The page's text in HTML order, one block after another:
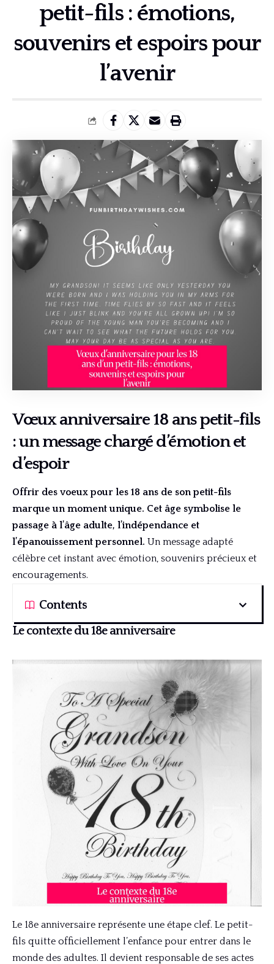
petit-fils : émotions,
souvenirs et espoirs pour
l’avenir
Vœux anniversaire 18 ans petit-fils
: un message chargé d’émotion et
d’espoir
Offrir des voeux pour les 18 ans de son petit-fils
marque un moment unique. Cet âge symbolise le
passage à l’âge adulte, l’indépendance et
l’épanouissement personnel. Un message adapté
célèbre cet instant avec émotion, souvenirs précieux et
encouragements.
Contents
Le contexte du 18e anniversaire
Le 18e anniversaire représente une étape clef. Le petit-
fils quitte officiellement l’enfance pour entrer dans le
monde des adultes. Il devient responsable de ses actes